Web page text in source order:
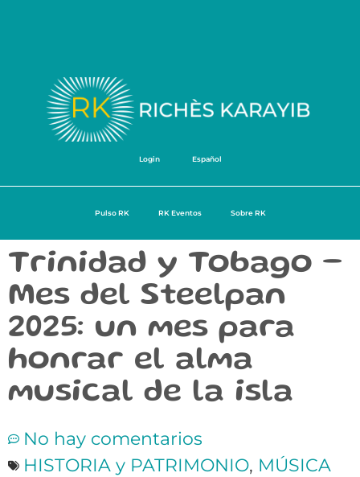
Login Español
Pulso RK RK Eventos Sobre RK
Trinidad y Tobago –
Mes del Steelpan
2025: un mes para
honrar el alma
musical de la isla
No hay comentarios
HISTORIA y PATRIMONIO, MÚSICA